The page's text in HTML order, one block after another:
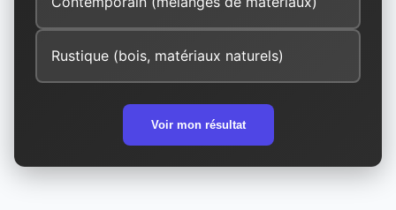
Rustique (bois, matériaux naturels)
Voir mon résultat